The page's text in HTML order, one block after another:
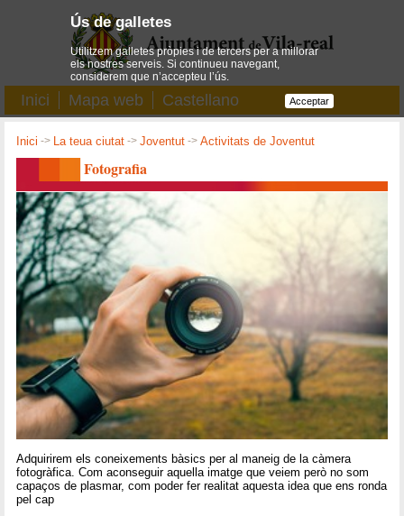
Inici Mapa web Castellano
Inici -> La teua ciutat ->Joventut ->Activitats de Joventut
Fotografia
Adquirirem els coneixements bàsics per al maneig de la càmera
fotogràfica. Com aconseguir aquella imatge que veiem però no som
capaços de plasmar, com poder fer realitat aquesta idea que ens ronda
pel cap
Ús de galletes
Utilitzem galletes pròpies i de tercers per a millorar
els nostres serveis. Si continueu navegant,
considerem que n’accepteu l’ús.
Acceptar